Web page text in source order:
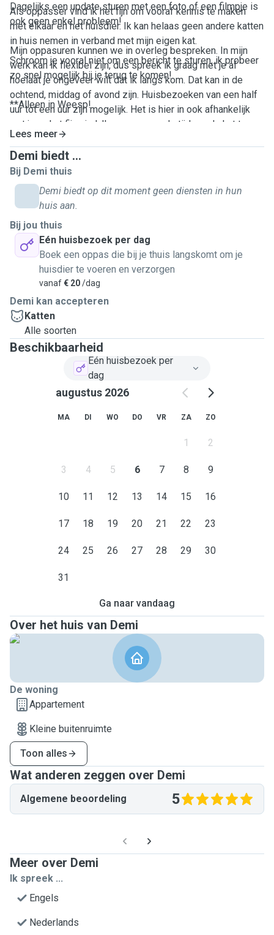
Dagelijks een update sturen met een foto of een filmpje is
ook geen enkel probleem!
Mijn oppasuren kunnen we in overleg bespreken. In mijn
werk kan ik flexibel zijn, dus spreek ik graag met je af
hoelaat je ongeveer wilt dat ik langs kom. Dat kan in de
ochtend, middag of avond zijn. Huisbezoeken van een half
uur tot een uur zijn mogelijk. Het is hier in ook afhankelijk
wat jouw kat fijn vind. Ik neem graag de tijd om de kat te
laten wennen aan mij.
Als oppasser vind ik het fijn om vooraf kennis te maken
met elkaar en het huisdier. Ik kan helaas geen andere katten
in huis nemen in verband met mijn eigen kat.
Schroom je vooral niet om een bericht te sturen, ik probeer
zo snel mogelijk bij je terug te komen!
**Alleen in Weesp!
Lees meer
Demi biedt ...
Bij Demi thuis
Demi biedt op dit moment geen diensten in hun
huis aan.
Bij jou thuis
Eén huisbezoek per dag
Boek een oppas die bij je thuis langskomt om je
huisdier te voeren en verzorgen
vanaf€ 20/dag
Demi kan accepteren
Katten
Alle soorten
Beschikbaarheid
Eén huisbezoek per
dag
augustus 2026
MA DI WO DO VR ZA ZO
1 2
3 4 5 6 7 8 9
10 11 12 13 14 15 16
17 18 19 20 21 22 23
24 25 26 27 28 29 30
31
Ga naar vandaag
Over het huis van Demi
De woning
Appartement
Kleine buitenruimte
Toon alles
Wat anderen zeggen over Demi
Algemene beoordeling 5
Meer over Demi
Ik spreek ...
Engels
Nederlands